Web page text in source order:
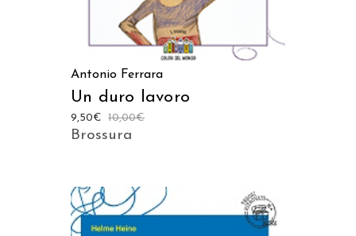
Antonio Ferrara
Un duro lavoro
10,00€
9,50€
Brossura